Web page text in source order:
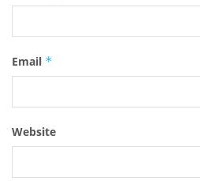
Email *
Website